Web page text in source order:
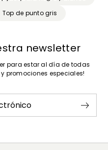
Top de punto gris
newsletter
para estar al día de todas
promociones especiales!